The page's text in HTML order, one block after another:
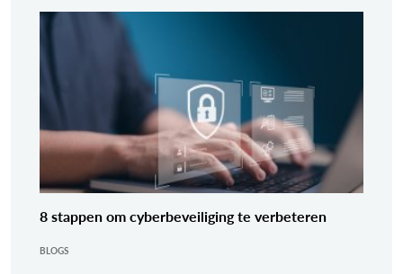
8 stappen om cyberbeveiliging te verbeteren
BLOGS